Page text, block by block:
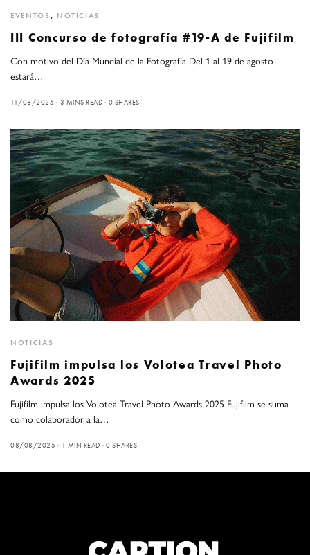
EVENTOS , NOTICIAS
III Concurso de fotografía #19-A de Fujifilm
Con motivo del Día Mundial de la Fotografía Del 1 al 19 de agosto
estará…
11/08/2025 3 MINS READ 0 SHARES
NOTICIAS
Fujifilm impulsa los Volotea Travel Photo
Awards 2025
Fujifilm impulsa los Volotea Travel Photo Awards 2025 Fujifilm se suma
como colaborador a la…
08/08/2025 1 MIN READ 0 SHARES